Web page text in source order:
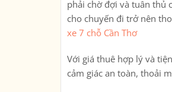
phải chờ đợi và tuân thủ
cho chuyến đi trở nên
xe 7 chỗ Cần Thơ
Với giá thuê hợp lý và
cảm giác an toàn, thoải